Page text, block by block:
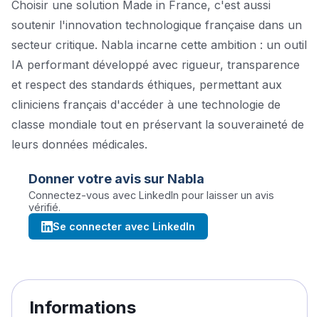
Choisir une solution Made in France, c'est aussi
soutenir l'innovation technologique française dans un
secteur critique. Nabla incarne cette ambition : un outil
IA performant développé avec rigueur, transparence
et respect des standards éthiques, permettant aux
cliniciens français d'accéder à une technologie de
classe mondiale tout en préservant la souveraineté de
leurs données médicales.
Donner votre avis sur Nabla
Connectez-vous avec LinkedIn pour laisser un avis
vérifié.
Se connecter avec LinkedIn
Informations